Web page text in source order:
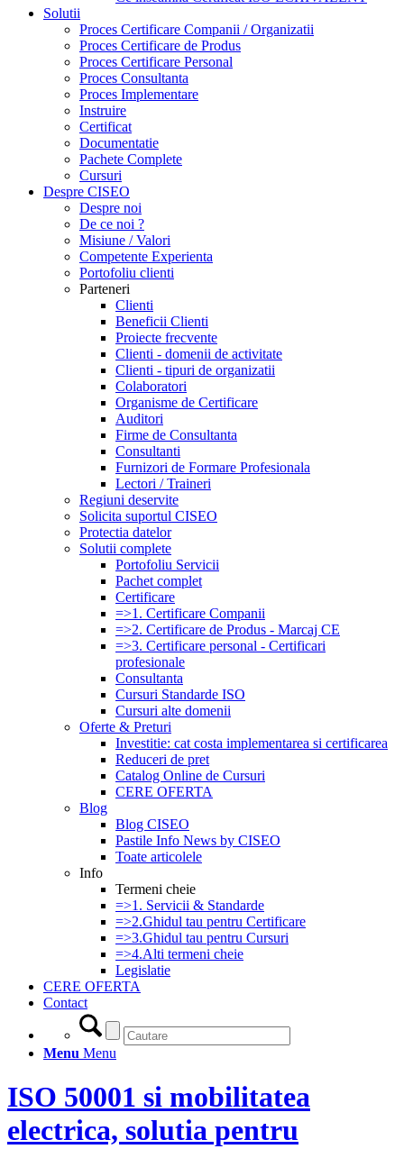
Solutii
Proces Certificare Companii / Organizatii
Proces Certificare de Produs
Proces Certificare Personal
Proces Consultanta
Proces Implementare
Instruire
Certificat
Documentatie
Pachete Complete
Cursuri
Despre CISEO
Despre noi
De ce noi ?
Misiune / Valori
Competente Experienta
Portofoliu clienti
Parteneri
Clienti
Beneficii Clienti
Proiecte frecvente
Clienti - domenii de activitate
Clienti - tipuri de organizatii
Colaboratori
Organisme de Certificare
Auditori
Firme de Consultanta
Consultanti
Furnizori de Formare Profesionala
Lectori / Traineri
Regiuni deservite
Solicita suportul CISEO
Protectia datelor
Solutii complete
Portofoliu Servicii
Pachet complet
Certificare
=>1. Certificare Companii
=>2. Certificare de Produs - Marcaj CE
=>3. Certificare personal - Certificari
profesionale
Consultanta
Cursuri Standarde ISO
Cursuri alte domenii
Oferte & Preturi
Investitie: cat costa implementarea si certificarea
Reduceri de pret
Catalog Online de Cursuri
CERE OFERTA
Blog
Blog CISEO
Pastile Info News by CISEO
Toate articolele
Info
Termeni cheie
=>1. Servicii & Standarde
=>2.Ghidul tau pentru Certificare
=>3.Ghidul tau pentru Cursuri
=>4.Alti termeni cheie
Legislatie
CERE OFERTA
Contact
Menu Menu
ISO 50001 si mobilitatea
electrica, solutia pentru